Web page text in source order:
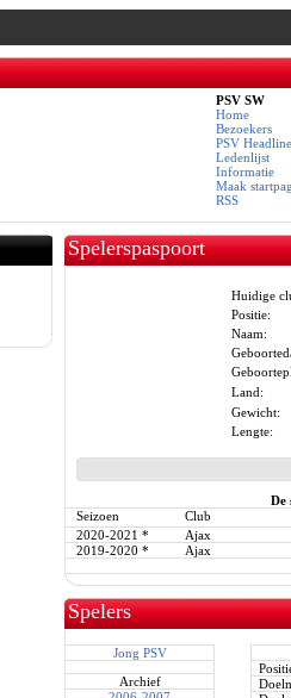
PSV SW
Home
Bezoekers
PSV
Ledenlijst
Informatie
Maak
RSS
Spelerspaspoort
Huidige
Positie:
Naam:
Land:
Gewicht:
Lengte:
De
Seizoen
Club
2020-2021 *
Ajax
2019-2020 * Ajax
Spelers
Jong PSV
Archief